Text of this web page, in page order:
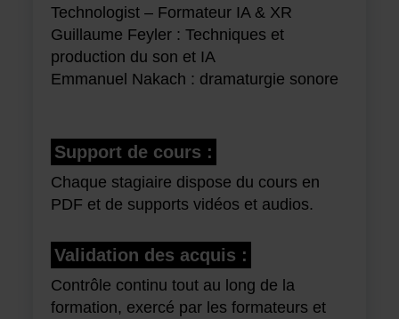
Technologist – Formateur IA & XR
Guillaume Feyler : Techniques et
production du son et IA
Emmanuel Nakach : dramaturgie sonore
Support de cours :
Chaque stagiaire dispose du cours en
PDF et de supports vidéos et audios.
Validation des acquis :
Contrôle continu tout au long de la
formation, exercé par les formateurs et